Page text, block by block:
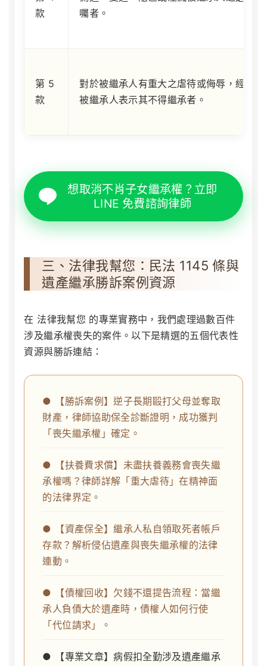
款
囑者。
第 5
款
對於被繼承人有重大之虐待或侮辱，經
被繼承人表示其不得繼承者。
想取消不肖子女繼承權？立即
LINE 免費諮詢律師
三、法律我幫您：民法 1145 條與
遺產繼承勝訴案例資源
在 法律我幫您 的專業實務中，我們處理過數百件
涉及繼承權喪失的案件。以下是精選的五個代表性
資源與勝訴連結：
● 【勝訴案例】逆子長期毆打父母並奪取
財產，律師協助保全診斷證明，成功獲判
「喪失繼承權」確定。
● 【扶養費求償】未盡扶養義務會喪失繼
承權嗎？律師詳解「重大虐待」在精神面
的法律界定。
● 【資產保全】繼承人私自領取死者帳戶
存款？解析侵佔遺產與喪失繼承權的法律
連動。
● 【債權回收】欠錢不還提告流程：當繼
承人負債大於遺產時，債權人如何行使
「代位請求」。
● 【專業文章】病假扣全勤涉及遺產繼承